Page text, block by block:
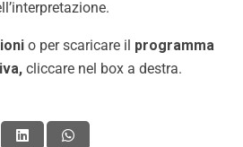
o per scaricare il programma
cliccare nel box a destra.